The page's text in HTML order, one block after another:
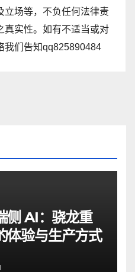
立场等，不负任何法律责
真实性。如有不适当或对
我们告知qq825890484
侧 AI：骁龙重
体验与生产方式